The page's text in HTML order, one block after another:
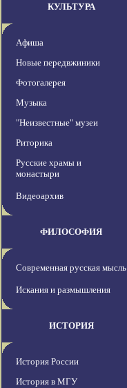
КУЛЬТУРА
Афиша
Новые передвжиники
Фотогалерея
Музыка
"Неизвестные" музеи
Риторика
Русские храмы и
монастыри
Видеоархив
ФИЛОСОФИЯ
Современная русская мысль
Искания и размышления
ИСТОРИЯ
История России
История в МГУ